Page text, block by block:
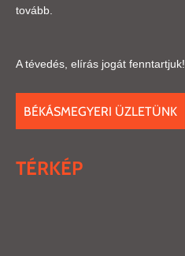
tovább.
A tévedés, elírás jogát fenntartjuk!
BÉKÁSMEGYERI ÜZLETÜNK
TÉRKÉP